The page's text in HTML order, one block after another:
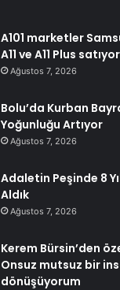
A101 marketler
A11 ve A11 Plus satıyor
Ağustos 7, 2026
Bolu’da Kurban
Yoğunluğu Artıyor
Ağustos 7, 2026
Adaletin Peşinde 8
Aldık
Ağustos 7, 2026
Kerem Bürsin’den
Onsuz mutsuz bir
dönüşüyorum